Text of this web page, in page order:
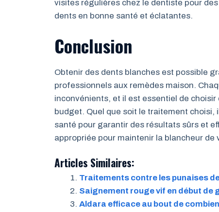
visites régulières chez le dentiste pour
dents en bonne santé et éclatantes.
Conclusion
Obtenir des dents blanches est possible
professionnels aux remèdes maison.
inconvénients, et il est essentiel de
budget. Quel que soit le traitement
santé pour garantir des résultats sûrs et
appropriée pour maintenir la blancheur
Articles Similaires:
Traitements contre les punaises
Saignement rouge vif en début
Aldara efficace au bout de